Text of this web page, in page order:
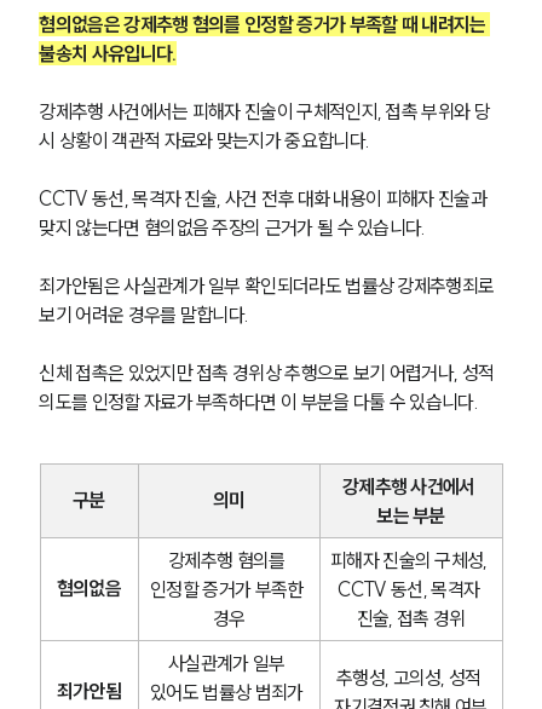
혐의없음은 강제추행 혐의를 인정할 증거가 부족할 때 내려지는
불송치 사유입니다.
강제추행 사건에서는 피해자 진술이 구체적인지, 접촉 부위와 당
시 상황이 객관적 자료와 맞는지가 중요합니다.
CCTV 동선, 목격자 진술, 사건 전후 대화 내용이 피해자 진술과
맞지 않는다면 혐의없음 주장의 근거가 될 수 있습니다.
죄가안됨은 사실관계가 일부 확인되더라도 법률상 강제추행죄로
보기 어려운 경우를 말합니다.
신체 접촉은 있었지만 접촉 경위상 추행으로 보기 어렵거나, 성적
의도를 인정할 자료가 부족하다면 이 부분을 다툴 수 있습니다.
구분 의미
강제추행 사건에서
보는 부분
혐의없음
강제추행 혐의를
인정할 증거가 부족한
경우
피해자 진술의 구체성,
CCTV 동선, 목격자
진술, 접촉 경위
죄가안됨
사실관계가 일부
있어도 법률상 범죄가
추행성, 고의성, 성적